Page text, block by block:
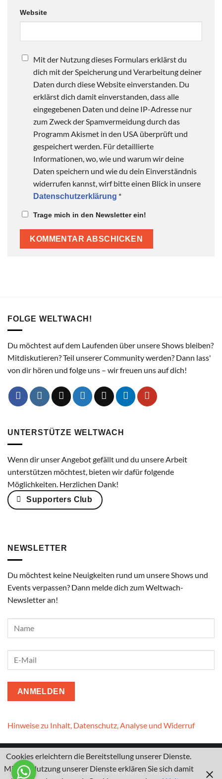
Website
Mit der Nutzung dieses Formulars erklärst du
dich mit der Speicherung und Verarbeitung deiner
Daten durch diese Website einverstanden. Du
erklärst dich damit einverstanden, dass alle
eingegebenen Daten und deine IP-Adresse nur
zum Zweck der Spamvermeidung durch das
Programm Akismet in den USA überprüft und
gespeichert werden. Für detaillierte
Informationen, wo, wie und warum wir deine
Daten speichern und wie du dein Einverständnis
widerrufen kannst, wirf bitte einen Blick in unsere
Datenschutzerklärung *
Trage mich in den Newsletter ein!
FOLGE WELTWACH!
Du möchtest auf dem Laufenden über unsere Shows bleiben?
Mitdiskutieren? Teil unserer Community werden? Dann lass'
von dir hören und folge uns – wir freuen uns auf dich!
UNTERSTÜTZE WELTWACH
Wenn dir unser Angebot gefällt und du unsere Arbeit
unterstützen möchtest, bieten wir dafür folgende
Möglichkeiten. Herzlichen Dank!
Supporters Club
NEWSLETTER
Du möchtest keine Neuigkeiten rund um unsere Shows und
Events verpassen? Dann melde dich zum Weltwach-
Newsletter an!
Hinweise zu Inhalt, Datenschutz, Analyse und Widerruf
KontaktI DatenschutzerklärungIImpressum
KOOPERATIONEN & WERBUNG PRESSE
Cookies erleichtern die Bereitstellung unserer Dienste.
Mit der Nutzung unserer Dienste erklären Sie sich damit